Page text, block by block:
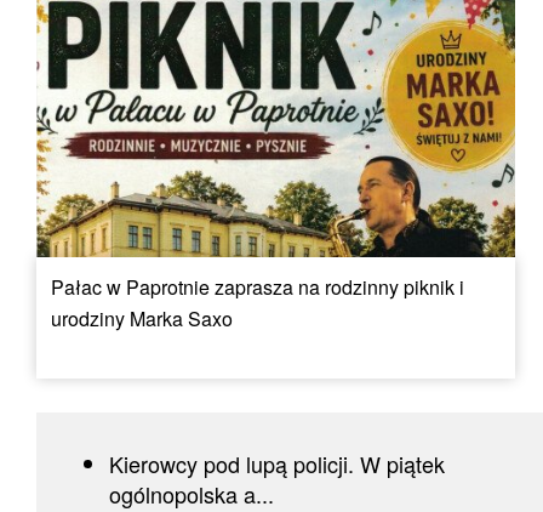
Pałac w Paprotnie zaprasza na rodzinny piknik i
urodziny Marka Saxo
Kierowcy pod lupą policji. W piątek
ogólnopolska a...